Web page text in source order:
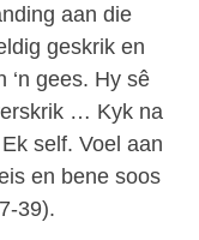
aan die
geskrik en
‘n gees. Hy sê
… Kyk na
self. Voel aan
en bene soos
39).